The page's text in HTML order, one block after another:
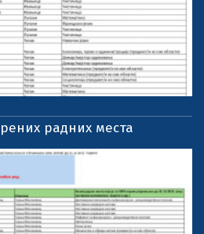
радних места